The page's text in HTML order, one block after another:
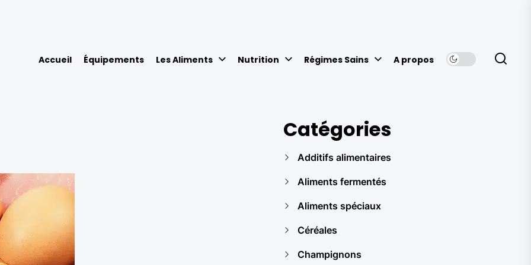
Accueil Équipements Les Aliments Nutrition Régimes Sains A propos
Catégories
Additifs alimentaires
Aliments fermentés
Aliments spéciaux
Céréales
Champignons